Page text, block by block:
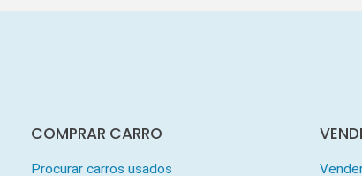
COMPRAR CARRO
Procurar carros usados